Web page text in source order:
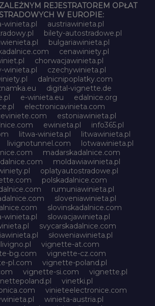
REJESTRATOREM OPŁAT
W EUROPIE:
winieta.pl
austriawinieta.pl
bilety-autostradowe.pl
bulgariawinieta.pl
cenawiniety.pl
chorwacjawinieta.pl
winieta.pl
czechywinieta.pl
dalnicnipoplatky.com
digital-vignette.de
e-winieta.eu
edalnice.org
electronicavinieta.com
estoniawinieta.pl
ewinieta.pl
info365.pl
litwa-winieta.pl
litwawinieta.pl
livignotunnel.com
lotwawinieta.pl
madarskadalnice.com
moldawiawinieta.pl
oplatyautostradowe.pl
polskadalnice.com
rumuniawinieta.pl
sloveniawinieta.pl
slovinskadalnice.com
winieta.pl
slowacjawinieta.pl
svycarskadalnice.com
słoweniawinieta.pl
vignette-at.com
bg.com
vignette-cz.com
pl.com
vignette-poland.pl
vignette-si.com
vignette.pl
vinetki.pl
vinieteelectronice.com
winieta-austria.pl